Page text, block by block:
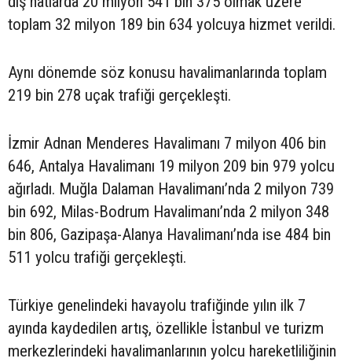
toplam 32 milyon 189 bin 634 yolcuya hizmet verildi.
Aynı dönemde söz konusu havalimanlarında toplam
219 bin 278 uçak trafiği gerçekleşti.
İzmir Adnan Menderes Havalimanı 7 milyon 406 bin
646, Antalya Havalimanı 19 milyon 209 bin 979 yolcu
ağırladı. Muğla Dalaman Havalimanı’nda 2 milyon 739
bin 692, Milas-Bodrum Havalimanı’nda 2 milyon 348
bin 806, Gazipaşa-Alanya Havalimanı’nda ise 484 bin
511 yolcu trafiği gerçekleşti.
Türkiye genelindeki havayolu trafiğinde yılın ilk 7
ayında kaydedilen artış, özellikle İstanbul ve turizm
merkezlerindeki havalimanlarının yolcu hareketliliğinin